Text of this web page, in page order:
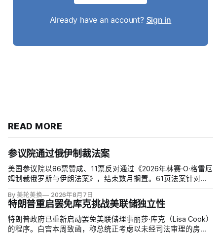
Already have an account? Sign in
READ MORE
参议院通过俄伊制裁法案
美国参议院以86票赞成、11票反对通过《2026年林赛·O·格雷厄
姆制裁俄罗斯与伊朗法案》，结束数月搁置。61页法案针对俄
裁；同时授权对购买俄油气最多的五个国家实施定向关税，意
在切断支持俄乌战争的能源收入。
By 美轮美换 2026年8月7日
特朗普重启罢免库克挑战美联储独立性
特朗普政府已重新启动罢免美联储理事丽莎·库克（Lisa Cook）
的程序。白宫本周致函，称总统正考虑以未经司法审理的房贷